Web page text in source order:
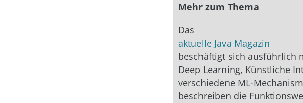
Mehr zum Thema
Das
aktuelle Java Magazin
beschäftigt sich ausführlich
Deep Learning, Künstliche
verschiedene ML-
beschreiben die